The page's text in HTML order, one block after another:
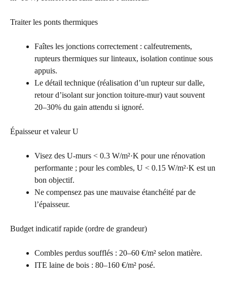
Traiter les ponts thermiques
Faîtes les jonctions correctement : calfeutrements,
rupteurs thermiques sur linteaux, isolation continue sous
appuis.
Le détail technique (réalisation d’un rupteur sur dalle,
retour d’isolant sur jonction toiture-mur) vaut souvent
20–30% du gain attendu si ignoré.
Épaisseur et valeur U
Visez des U-murs < 0.3 W/m²·K pour une rénovation
performante ; pour les combles, U < 0.15 W/m²·K est un
bon objectif.
Ne compensez pas une mauvaise étanchéité par de
l’épaisseur.
Budget indicatif rapide (ordre de grandeur)
Combles perdus soufflés : 20–60 €/m² selon matière.
ITE laine de bois : 80–160 €/m² posé.